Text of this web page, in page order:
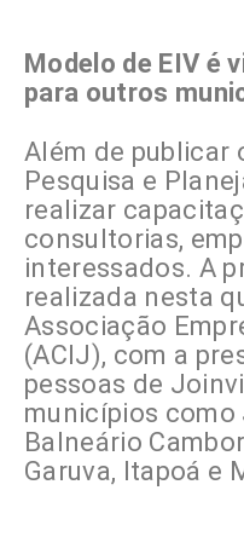
Modelo de EIV é
para outros
Além de publicar
Pesquisa e
realizar
consultorias,
interessados. A
realizada nesta
Associação
(ACIJ), com a
pessoas de
municípios como
Balneário
Garuva, Itapoá e